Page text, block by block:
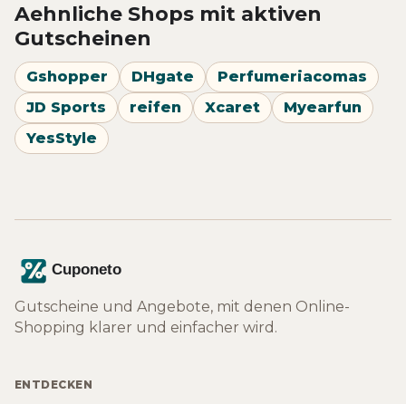
Aehnliche Shops mit aktiven
Gutscheinen
Gshopper DHgate
Perfumeriacomas
JD Sports
reifen Xcaret
Myearfun
YesStyle
Gutscheine und Angebote, mit denen Online-
Shopping klarer und einfacher wird.
ENTDECKEN